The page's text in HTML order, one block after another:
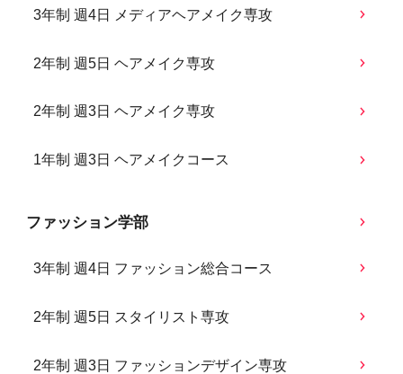
3年制 週4日 メディアヘアメイク専攻
2年制 週5日 ヘアメイク専攻
2年制 週3日 ヘアメイク専攻
1年制 週3日 ヘアメイクコース
ファッション学部
3年制 週4日 ファッション総合コース
2年制 週5日 スタイリスト専攻
2年制 週3日 ファッションデザイン専攻